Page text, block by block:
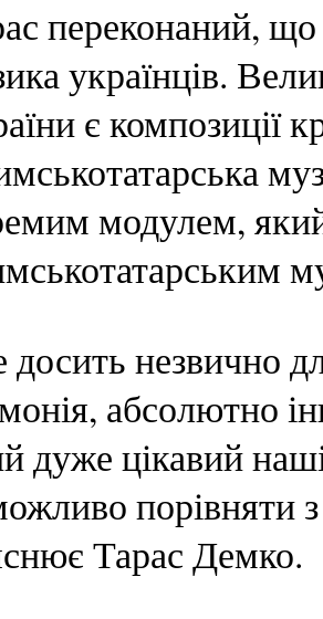
переконаний,
українців.
є композиції
модулем,
незвично
абсолютно
дуже цікавий
порівняти
Тарас Демко.